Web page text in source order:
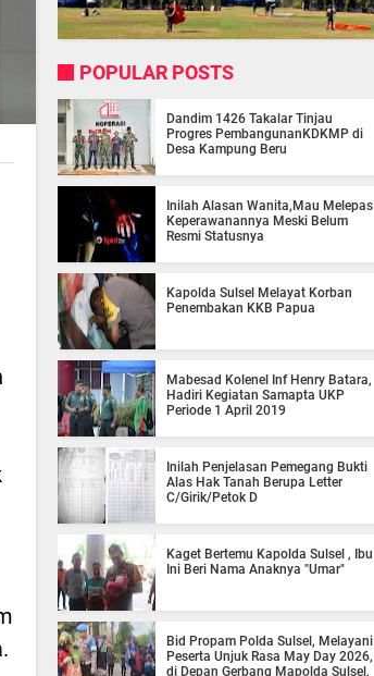
POPULAR POSTS
Dandim 1426 Takalar Tinjau
Progres PembangunanKDKMP di
Desa Kampung Beru
Inilah Alasan Wanita,Mau Melepas
Keperawanannya Meski Belum
Resmi Statusnya
Kapolda Sulsel Melayat Korban
Penembakan KKB Papua
Mabesad Kolenel Inf Henry Batara,
Hadiri Kegiatan Samapta UKP
Periode 1 April 2019
Inilah Penjelasan Pemegang Bukti
Alas Hak Tanah Berupa Letter
C/Girik/Petok D
Kaget Bertemu Kapolda Sulsel , Ibu
Ini Beri Nama Anaknya "Umar"
Bid Propam Polda Sulsel, Melayani
Peserta Unjuk Rasa May Day 2026,
di Depan Gerbang Mapolda Sulsel,